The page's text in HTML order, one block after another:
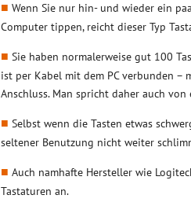
Wenn Sie nur hin- und wieder ein
Computer tippen, reicht dieser Typ
Sie haben normalerweise gut 100
ist per Kabel mit dem PC verbunden –
Anschluss. Man spricht daher auch von
Selbst wenn die Tasten etwas
seltener Benutzung nicht weiter
Auch namhafte Hersteller wie
Tastaturen an.